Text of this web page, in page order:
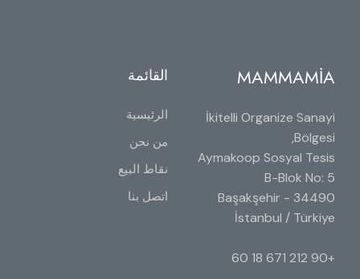
MAMMAMİA
İkitelli Organize Sanayi
Bölgesi,
Aymakoop Sosyal Tesis
B-Blok No: 5
34490 Başakşehir -
İstanbul / Türkiye
+90 212 671 18 60
القائمة
الرئيسية
من نحن
نقاط البيع
اتصل بنا